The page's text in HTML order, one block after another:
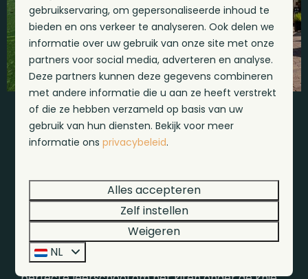
Zeëen van activiteiten
vanaf ons vakantiepark in Workum
🏄Kitesurfen -De kleurrijke kites maken een
feestje van de luchten boven het
IJsselmeer. Hier waait de wind altijd gunstig en
zorgt het ondiepe water voor de
gebruikservaring, om gepersonaliseerde inhoud te
bieden en ons verkeer te analyseren. Ook delen we
informatie over uw gebruik van onze site met onze
partners voor social media, adverteren en analyse.
Deze partners kunnen deze gegevens combineren
met andere informatie die u aan ze heeft verstrekt
of die ze hebben verzameld op basis van uw
gebruik van hun diensten. Bekijk voor meer
informatie onsprivacybeleid.
Alles accepteren
Zelf instellen
Weigeren
NL